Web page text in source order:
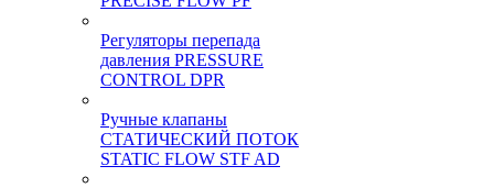
Регуляторы перепада
давления PRESSURE
CONTROL DPR
Ручные клапаны
СТАТИЧЕСКИЙ ПОТОК
STATIC FLOW STF AD